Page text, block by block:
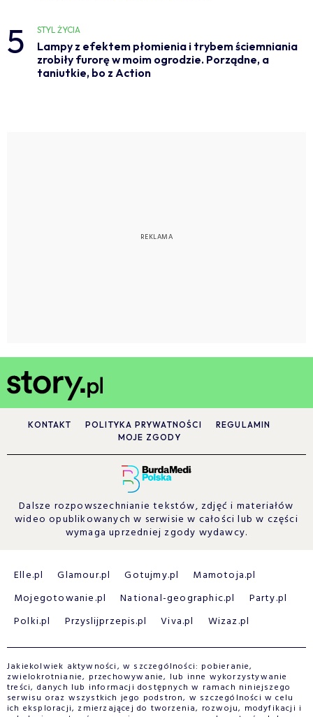
5 STYL ŻYCIA
Lampy z efektem płomienia i trybem ściemniania
zrobiły furorę w moim ogrodzie. Porządne, a
taniutkie, bo z Action
KONTAKT POLITYKA PRYWATNOŚCI
REGULAMIN
MOJE ZGODY
Dalsze rozpowszechnianie tekstów, zdjęć i materiałów
wideo opublikowanych w serwisie w całości lub w części
wymaga uprzedniej zgody wydawcy.
Elle.pl Glamour.pl Gotujmy.pl
Mamotoja.pl
Mojegotowanie.pl
National-geographic.pl
Party.pl
Polki.pl
Przyslijprzepis.pl Viva.pl Wizaz.pl
Jakiekolwiek aktywności, w szczególności: pobieranie,
zwielokrotnianie, przechowywanie, lub inne wykorzystywanie
treści, danych lub informacji dostępnych w ramach niniejszego
serwisu oraz wszystkich jego podstron, w szczególności w celu
ich eksploracji, zmierzającej do tworzenia, rozwoju, modyfikacji i